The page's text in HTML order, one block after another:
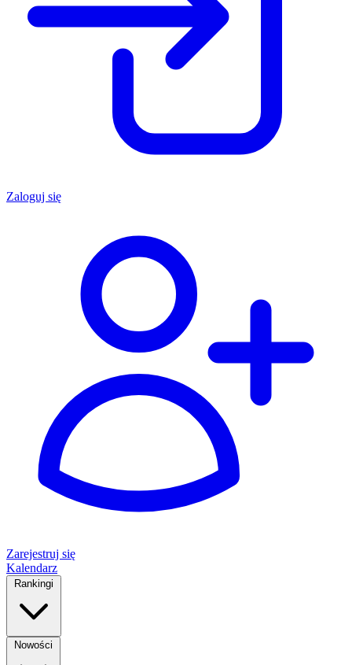
Zaloguj się
Zarejestruj się
Kalendarz
Rankingi
Nowości